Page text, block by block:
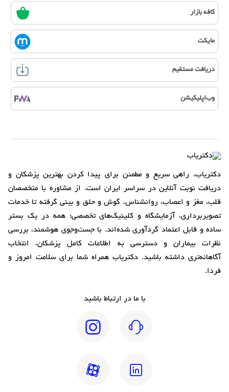
کافه بازار
مایکت
دریافت مستقیم
وب‌اپلیکیشن
دکتریاب، راهی سریع و مطمئن برای پیدا کردن بهترین پزشکان و
دریافت نوبت آنلاین در سراسر ایران است. از مشاوره با متخصصان
قلب، مغز و اعصاب، روانشناس، گوش و حلق و بینی گرفته تا خدمات
تصویربرداری، آزمایشگاه و کلینیک‌های تخصصی؛ همه در یک بستر
ساده و قابل اعتماد گردآوری شده‌اند. با جست‌وجوی هوشمند، بررسی
نظرات بیماران و دسترسی به اطلاعات کامل پزشکان، انتخاب
آگاهانه‌تری داشته باشید. دکتریاب همراه شما برای سلامت امروز و
فردا.
با ما در ارتباط باشید